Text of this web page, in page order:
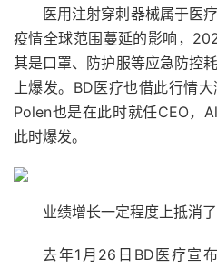
医用注射穿刺器械属于医
疫情全球范围蔓延的影响，
其是口罩、防护服等应急防控
上爆发。BD医疗也借此行情
Polen也是在此时就任CEO，
此时爆发。
业绩增长一定程度上抵消
去年1月26日BD医疗宣